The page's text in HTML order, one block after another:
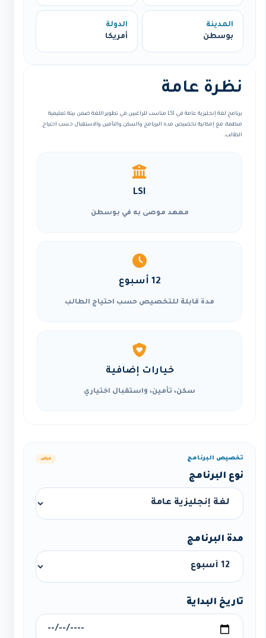
المدينة
بوسطن
الدولة
أمريكا
نظرة عامة
برنامج لغة إنجليزية عامة في LSI مناسب للراغبين في تطوير اللغة ضمن بيئة تعليمية
منظمة، مع إمكانية تخصيص مدة البرنامج والسكن والتأمين والاستقبال حسب احتياج
الطالب.
LSI
معهد موصى به في بوسطن
12 أسبوع
مدة قابلة للتخصيص حسب احتياج الطالب
خيارات إضافية
سكن، تأمين، واستقبال اختياري
تخصيص البرنامج عرض
نوع البرنامج
مدة البرنامج
تاريخ البداية